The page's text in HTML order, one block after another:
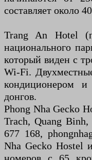
составляет около
Trang An Hotel
национального
который виден с
Wi-Fi.
кондиционером
донгов.
Phong Nha Gecko
Trach, Quang
677 168,
Nha Gecko Hostel